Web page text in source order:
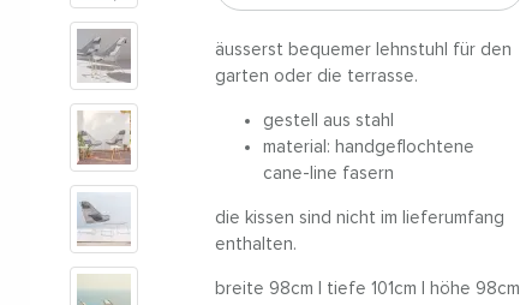
äusserst bequemer lehnstuhl für den
garten oder die terrasse.
gestell aus stahl
material: handgeflochtene
cane-line fasern
die kissen sind nicht im lieferumfang
enthalten.
breite 98cm | tiefe 101cm | höhe 98cm